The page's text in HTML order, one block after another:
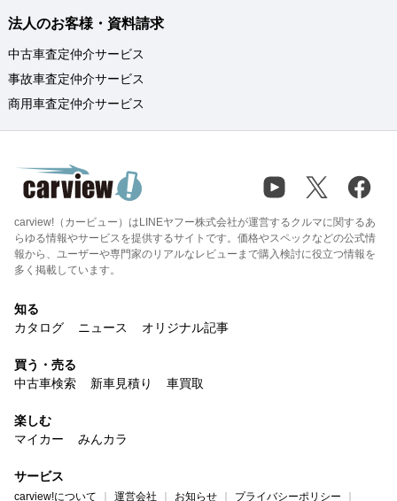
法人のお客様・資料請求
中古車査定仲介サービス
事故車査定仲介サービス
商用車査定仲介サービス
carview!（カービュー）はLINEヤフー株式会社が運営するクルマに関するあ
らゆる情報やサービスを提供するサイトです。価格やスペックなどの公式情
報から、ユーザーや専門家のリアルなレビューまで購入検討に役立つ情報を
多く掲載しています。
知る
カタログ
ニュース オリジナル記事
買う・売る
中古車検索
新車見積り 車買取
楽しむ
マイカー
みんカラ
サービス
carview!について 運営会社 お知らせ プライバシーポリシー